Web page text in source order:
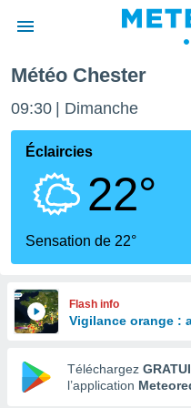
de
Météo Chester
09:30 Dimanche
Éclaircies
22°
Sensation de 22°
Flash info
Vigilance orange :
Téléchargez
l’application